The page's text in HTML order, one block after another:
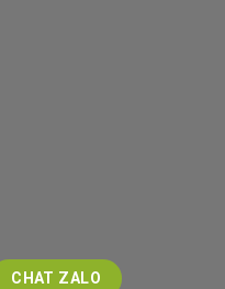
CHAT ZALO